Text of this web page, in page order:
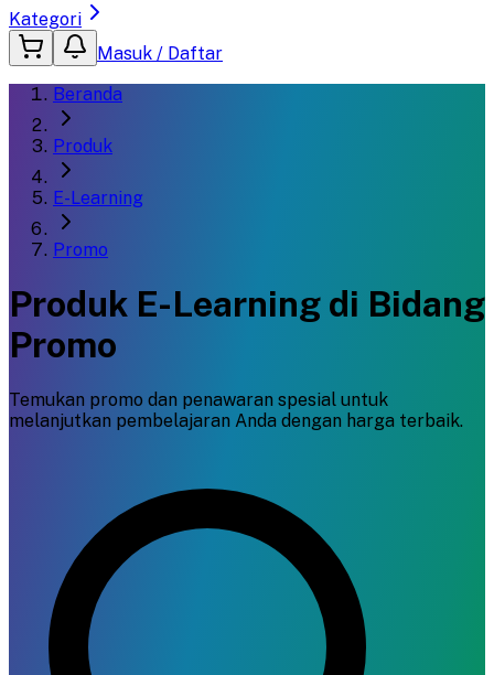
Kategori
Masuk / Daftar
Beranda
Produk
E-Learning
Promo
Produk E-Learning di Bidang
Promo
Temukan promo dan penawaran spesial untuk
melanjutkan pembelajaran Anda dengan harga terbaik.